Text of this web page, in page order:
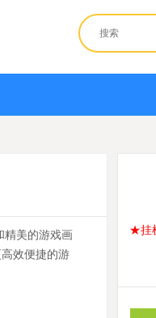
精美的游戏画
效便捷的游
★挂